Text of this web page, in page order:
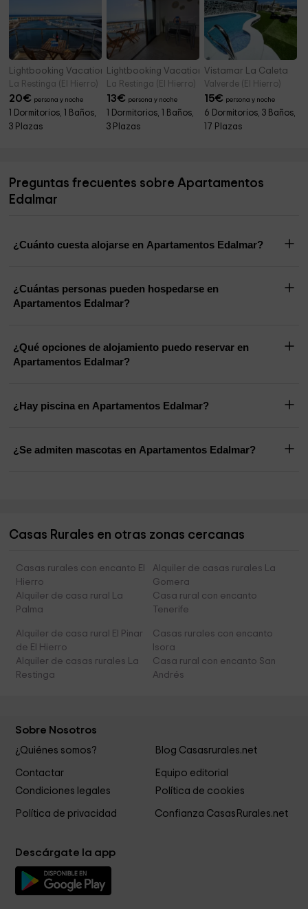
Lightbooking Vacation Rentals- La Restinga 3
La Restinga (El Hierro)
20€ persona y noche
1 Dormitorios, 1 Baños,
3 Plazas
Lightbooking Vacation Rentals- La Restinga 2
La Restinga (El Hierro)
13€ persona y noche
1 Dormitorios, 1 Baños,
3 Plazas
Vistamar La Caleta
Valverde (El Hierro)
15€ persona y noche
6 Dormitorios, 3 Baños,
17 Plazas
Preguntas frecuentes sobre Apartamentos
Edalmar
¿Cuánto cuesta alojarse en Apartamentos Edalmar?
¿Cuántas personas pueden hospedarse en
Apartamentos Edalmar?
¿Qué opciones de alojamiento puedo reservar en
Apartamentos Edalmar?
¿Hay piscina en Apartamentos Edalmar?
¿Se admiten mascotas en Apartamentos Edalmar?
Casas Rurales en otras zonas cercanas
Casas rurales con encanto El
Hierro
Alquiler de casas rurales La
Gomera
Alquiler de casa rural La
Palma
Casa rural con encanto
Tenerife
Alquiler de casa rural El Pinar
de El Hierro
Casas rurales con encanto
Isora
Alquiler de casas rurales La
Restinga
Casa rural con encanto San
Andrés
Sobre Nosotros
¿Quiénes somos? Blog Casasrurales.net
Contactar
Equipo editorial
Condiciones legales
Política de cookies
Política de privacidad Confianza CasasRurales.net
Descárgate la app